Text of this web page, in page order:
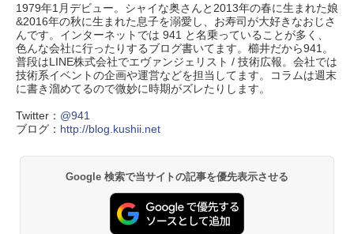
1979年1月デビュー。シャイな奥さんと2013年の春に生まれた娘
&2016年の秋に生まれた息子を溺愛し、お寿司が大好きなおじさ
んです。インターネットでは 941 と名乗っていることが多く、
色んな会社に行ったりするブログ書いてます。櫛井だから941。
普段はLINE株式会社でエヴァンジェリスト / 技術広報。会社では
技術系イベントの企画や運営などを担当してます。コラムは週末
に書き溜めてるので微妙に時期がズレたりします。
Twitter： @941
ブログ： http://blog.kushii.net
Google 検索で当サイトの記事を優先表示させる